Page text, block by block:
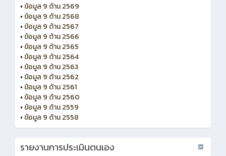
• ข้อมูล 9 ด้าน 2569
• ข้อมูล 9 ด้าน 2568
• ข้อมูล 9 ด้าน 2567
• ข้อมูล 9 ด้าน 2566
• ข้อมูล 9 ด้าน 2565
• ข้อมูล 9 ด้าน 2564
• ข้อมูล 9 ด้าน 2563
• ข้อมูล 9 ด้าน 2562
• ข้อมูล 9 ด้าน 2561
• ข้อมูล 9 ด้าน 2560
• ข้อมูล 9 ด้าน 2559
• ข้อมูล 9 ด้าน 2558
รายงานการประเมินตนเอง